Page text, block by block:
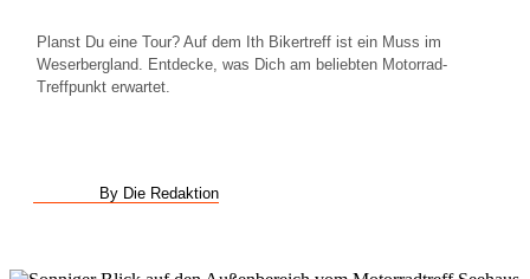
Planst Du eine Tour? Auf dem Ith Bikertreff ist ein Muss im
Weserbergland. Entdecke, was Dich am beliebten Motorrad-
Treffpunkt erwartet.
By Die Redaktion